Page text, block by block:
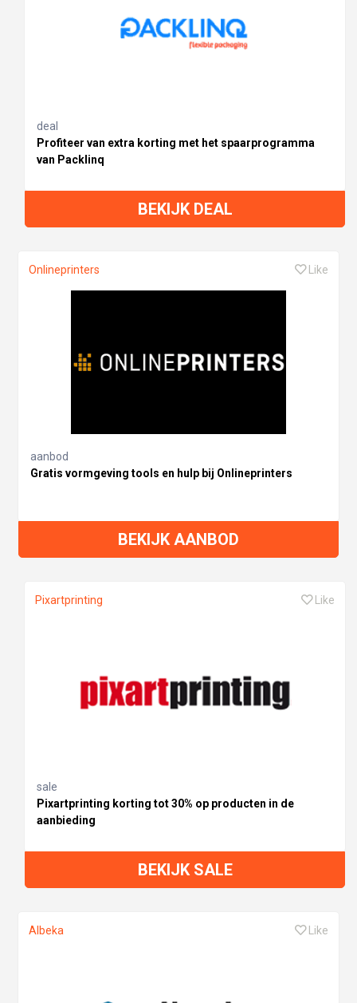
deal
Profiteer van extra korting met het spaarprogramma
van Packlinq
BEKIJK DEAL
Onlineprinters Like
aanbod
Gratis vormgeving tools en hulp bij Onlineprinters
BEKIJK AANBOD
Pixartprinting Like
sale
Pixartprinting korting tot 30% op producten in de
aanbieding
BEKIJK SALE
Albeka Like